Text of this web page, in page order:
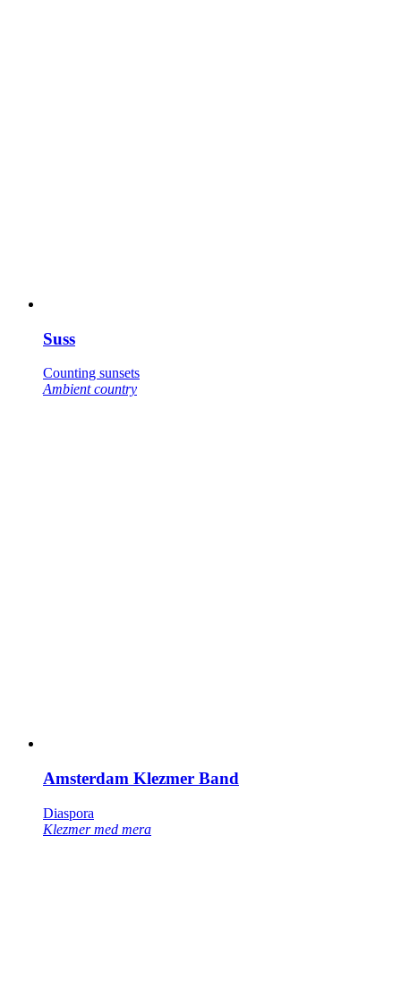
Suss
Counting sunsets
Ambient country
Amsterdam Klezmer Band
Diaspora
Klezmer med mera